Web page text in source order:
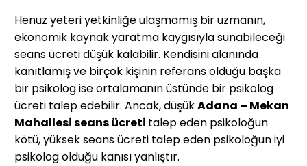
Henüz yeteri yetkinliğe ulaşmamış bir uzmanın,
ekonomik kaynak yaratma kaygısıyla sunabileceği
seans ücreti düşük kalabilir. Kendisini alanında
kanıtlamış ve birçok kişinin referans olduğu başka
bir psikolog ise ortalamanın üstünde bir psikolog
ücreti talep edebilir. Ancak, düşükAdana – Mekan
Mahallesiseans ücreti talep eden psikoloğun
kötü, yüksek seans ücreti talep eden psikoloğun iyi
psikolog olduğu kanısı yanlıştır.